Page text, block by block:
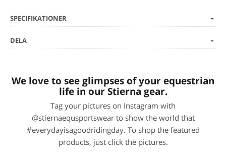
SPECIFIKATIONER
DELA
We love to see glimpses of your equestrian
life in our Stierna gear.
Tag your pictures on Instagram with
@stiernaequsportswear to show the world that
#everydayisagoodridingday. To shop the featured
products, just click the pictures.